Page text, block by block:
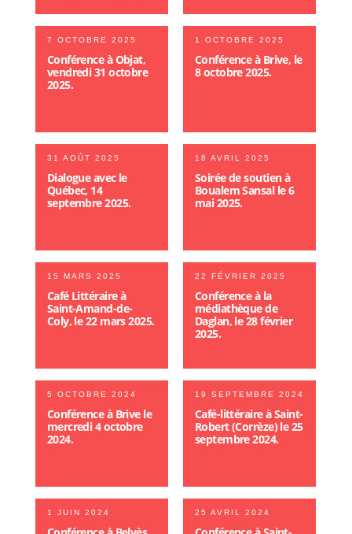
7 OCTOBRE 2025
Conférence à Objat,
vendredi 31 octobre
2025.
1 OCTOBRE 2025
Conférence à Brive, le
8 octobre 2025.
31 AOÛT 2025
Dialogue avec le
Québec, 14
septembre 2025.
18 AVRIL 2025
Soirée de soutien à
Boualem Sansal le 6
mai 2025.
15 MARS 2025
Café Littéraire à
Saint-Amand-de-
Coly, le 22 mars 2025.
22 FÉVRIER 2025
Conférence à la
médiathèque de
Daglan, le 28 février
2025.
5 OCTOBRE 2024
Conférence à Brive le
mercredi 4 octobre
2024.
19 SEPTEMBRE 2024
Café-littéraire à Saint-
Robert (Corrèze) le 25
septembre 2024.
1 JUIN 2024 25 AVRIL 2024